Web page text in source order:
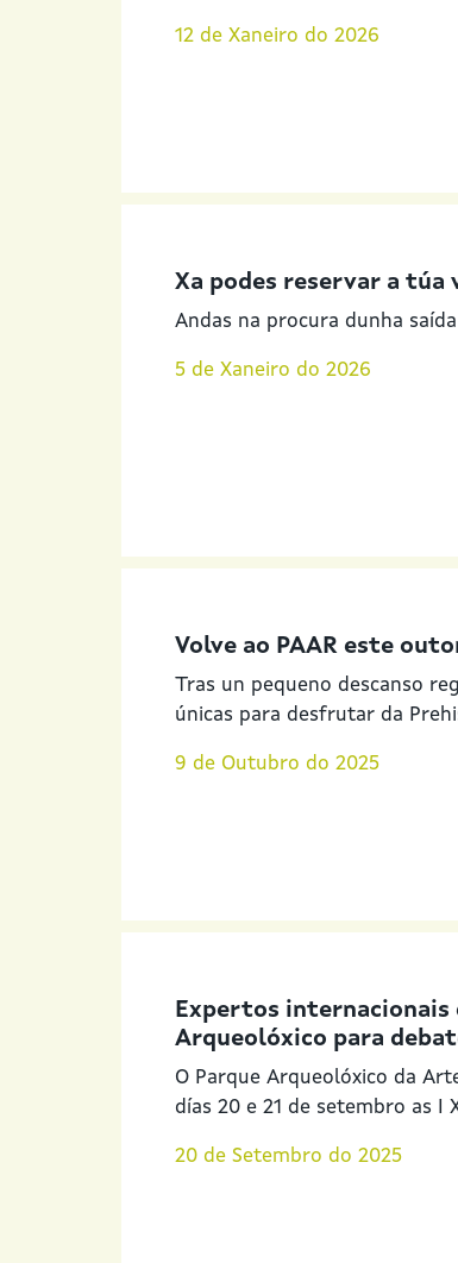
12 de Xaneiro do 2026
Xa podes reservar a túa
Andas na procura dunha
5 de Xaneiro do 2026
Volve ao PAAR este
Tras un pequeno descanso
únicas para desfrutar da
9 de Outubro do 2025
Expertos internacionais
Arqueolóxico para
O Parque Arqueolóxico da
días 20 e 21 de setembro as I
20 de Setembro do 2025